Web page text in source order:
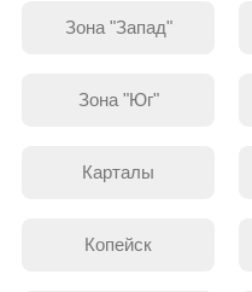
Зона "Запад"
Зона "Юг"
Карталы
Копейск